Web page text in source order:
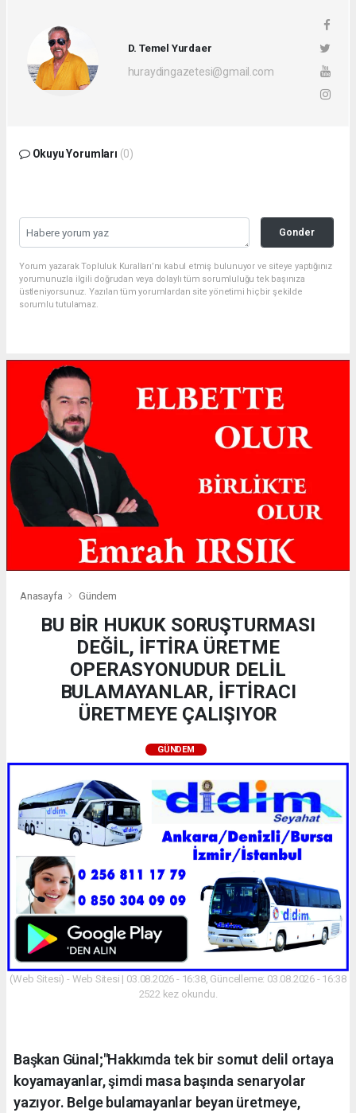
D. Temel Yurdaer
huraydingazetesi@gmail.com
Okuyu Yorumları (0)
Gonder
Yorum yazarak Topluluk Kuralları’nı kabul etmiş bulunuyor ve siteye yaptığınız
yorumunuzla ilgili doğrudan veya dolaylı tüm sorumluluğu tek başınıza
üstleniyorsunuz. Yazılan tüm yorumlardan site yönetimi hiçbir şekilde
sorumlu tutulamaz.
Anasayfa Gündem
BU BİR HUKUK SORUŞTURMASI
DEĞİL, İFTİRA ÜRETME
OPERASYONUDUR DELİL
BULAMAYANLAR, İFTİRACI
ÜRETMEYE ÇALIŞIYOR
GÜNDEM
(Web Sitesi) - Web Sitesi | 03.08.2026 - 16:38, Güncelleme: 03.08.2026 - 16:38
2522 kez okundu.
Başkan Günal;"Hakkımda tek bir somut delil ortaya
koyamayanlar, şimdi masa başında senaryolar
yazıyor. Belge bulamayanlar beyan üretmeye,